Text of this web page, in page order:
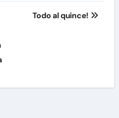
Todo al quince!